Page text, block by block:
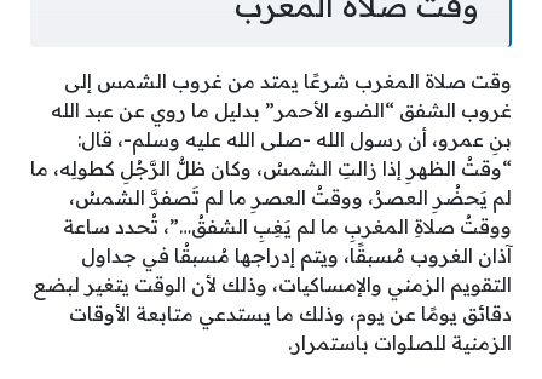
وقت صلاة المغرب شرعًا يمتد من غروب الشمس إلى
غروب الشفق “الضوء الأحمر” بدليل ما روي عن عبد الله
بنِ عمرو، أن رسول الله -صلى الله عليه وسلم-، قال:
“وقتُ الظهرِ إذا زالتِ الشمسُ، وكان ظلُّ الرَّجُلِ كطولِه، ما
لم يَحضُرِ العصرُ، ووقتُ العصرِ ما لم تَصفرَّ الشمسُ،
ووقتُ صلاةِ المغربِ ما لم يَغِبِ الشفقُ…”، تُحدد ساعة
آذان الغروب مُسبقًا، ويتم إدراجها مُسبقُا في جداول
التقويم الزمني والإمساكيات، وذلك لأن الوقت يتغير لبضع
دقائق يومًا عن يوم، وذلك ما يستدعي متابعة الأوقات
الزمنية للصلوات باستمرار.